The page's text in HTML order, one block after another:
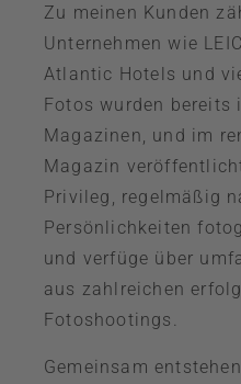
Zu meinen Kunden
Unternehmen wie
Atlantic Hotels und
Fotos wurden bereits
Magazinen, und im
Magazin
Privileg, regelmäßig
Persönlichkeiten
und verfüge über
aus zahlreichen
Fotoshootings.
Gemeinsam